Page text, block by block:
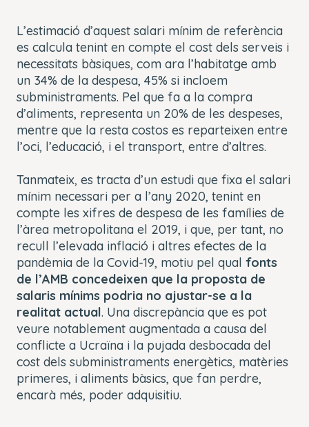
L’estimació d’aquest salari mínim de referència
es calcula tenint en compte el cost dels serveis i
necessitats bàsiques, com ara l’habitatge amb
un 34% de la despesa, 45% si incloem
subministraments. Pel que fa a la compra
d’aliments, representa un 20% de les despeses,
mentre que la resta costos es reparteixen entre
l’oci, l’educació, i el transport, entre d’altres.
Tanmateix, es tracta d’un estudi que fixa el salari
mínim necessari per a l’any 2020, tenint en
compte les xifres de despesa de les famílies de
l’àrea metropolitana el 2019, i que, per tant, no
recull l’elevada inflació i altres efectes de la
pandèmia de la Covid-19, motiu pel qual fonts
de l’AMB concedeixen que la proposta de
salaris mínims podria no ajustar-se a la
realitat actual. Una discrepància que es pot
veure notablement augmentada a causa del
conflicte a Ucraïna i la pujada desbocada del
cost dels subministraments energètics, matèries
primeres, i aliments bàsics, que fan perdre,
encarà més, poder adquisitiu.